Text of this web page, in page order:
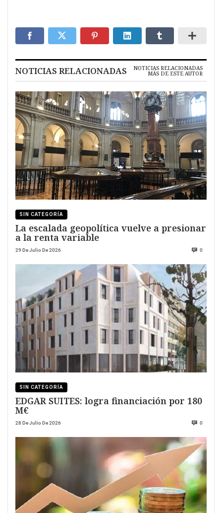
NOTICIAS RELACIONADAS NOTICIAS RELACIONADAS
MÁS DE ESTE AUTOR
SIN CATEGORÍA
La escalada geopolítica vuelve a presionar
a la renta variable
29 De Julio De 2026 0
SIN CATEGORÍA
EDGAR SUITES: logra financiación por 180
M€
28 De Julio De 2026 0